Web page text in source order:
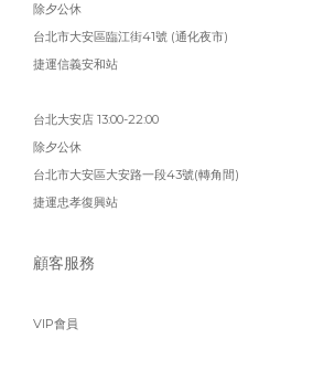
除夕公休
台北市大安區臨江街41號 (通化夜市)
捷運信義安和站
台北大安店 13:00-22:00
除夕公休
台北市大安區大安路一段43號(轉角間)
捷運忠孝復興站
顧客服務
VIP會員